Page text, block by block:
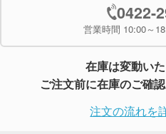
0422-
営業時間 10:00～
在庫は変動いた
ご注文前に在庫のご確
注文の流れを